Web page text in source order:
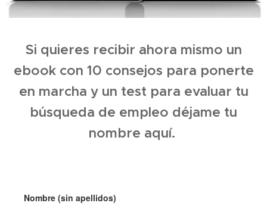
Si quieres recibir ahora mismo un
ebook con 10 consejos para ponerte
en marcha y un test para evaluar tu
búsqueda de empleo déjame tu
nombre aquí.